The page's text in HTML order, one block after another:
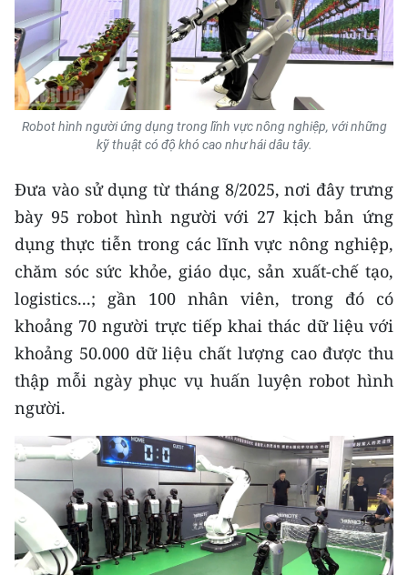
NHÂN DÂN HẰNG THÁNG
MUA BÁO
ĐỌC BÁO IN
ENGLISH
中文
FRANÇAIS
РУССКИЙ
ESPAÑOL
한국어
Robot hình người ứng dụng trong lĩnh vực nông nghiệp, với những
kỹ thuật có độ khó cao như hái dâu tây.
Đưa vào sử dụng từ tháng 8/2025, nơi đây trưng
bày 95 robot hình người với 27 kịch bản ứng
dụng thực tiễn trong các lĩnh vực nông nghiệp,
chăm sóc sức khỏe, giáo dục, sản xuất-chế tạo,
logistics...; gần 100 nhân viên, trong đó có
khoảng 70 người trực tiếp khai thác dữ liệu với
khoảng 50.000 dữ liệu chất lượng cao được thu
thập mỗi ngày phục vụ huấn luyện robot hình
người.